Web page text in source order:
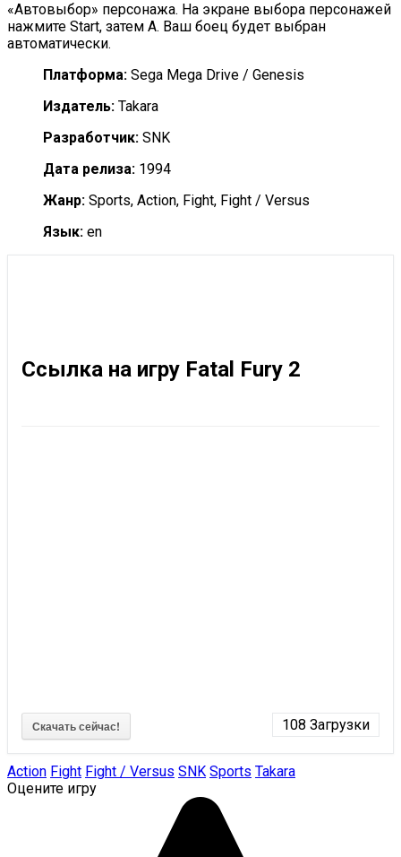
«Автовыбор» персонажа. На экране выбора персонажей
нажмите Start, затем A. Ваш боец будет выбран
автоматически.
Платформа: Sega Mega Drive / Genesis
Издатель: Takara
Разработчик: SNK
Дата релиза: 1994
Жанр: Sports, Action, Fight, Fight / Versus
Язык: en
Ссылка на игру Fatal Fury 2
Скачать сейчас! 108 Загрузки
Action Fight Fight / Versus SNK Sports Takara
Оцените игру